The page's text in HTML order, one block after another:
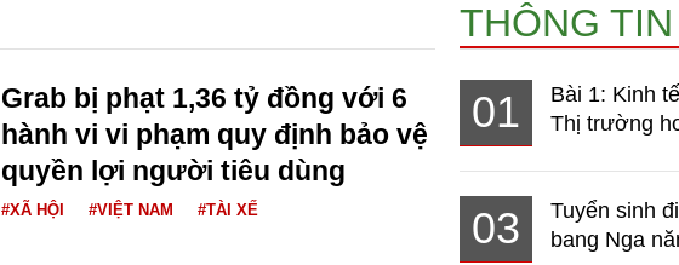
Grab bị phạt 1,36 tỷ đồng với 6
hành vi vi phạm quy định bảo vệ
quyền lợi người tiêu dùng
#XÃ HỘI #VIỆT NAM #TÀI XẾ
THÔNG
01
Bài 1: Kinh
Thị trường
03
Tuyển sinh
bang Nga